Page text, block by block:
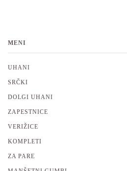
MENI
UHANI
SRČKI
DOLGI UHANI
ZAPESTNICE
VERIŽICE
KOMPLETI
ZA PARE